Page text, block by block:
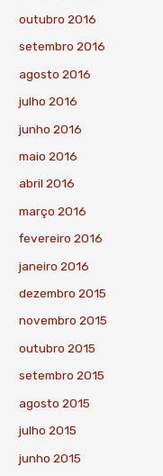
outubro 2016
setembro 2016
agosto 2016
julho 2016
junho 2016
maio 2016
abril 2016
março 2016
fevereiro 2016
janeiro 2016
dezembro 2015
novembro 2015
outubro 2015
setembro 2015
agosto 2015
julho 2015
junho 2015